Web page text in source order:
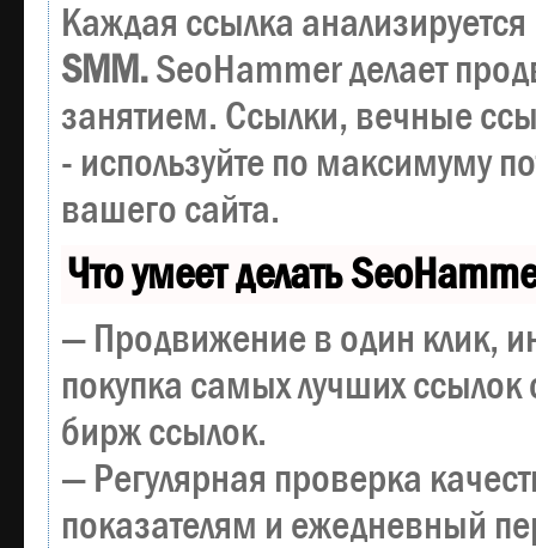
Каждая ссылка
SMM.SeoHammer делает
занятием. Ссылки, вечные
- используйте по максимуму
вашего сайта.
Что умеет делать
— Продвижение в один клик,
покупка самых лучших ссылок
бирж ссылок.
— Регулярная проверка
показателям и ежедневный